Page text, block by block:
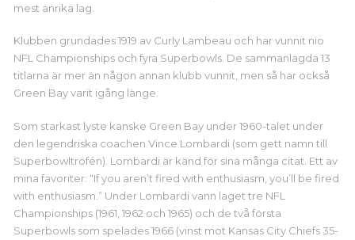
mest anrika lag.
Klubben grundades 1919 av Curly Lambeau och har vunnit nio
NFL Championships och fyra Superbowls. De sammanlagda 13
titlarna är mer än någon annan klubb vunnit, men så har också
Green Bay varit igång länge.
Som starkast lyste kanske Green Bay under 1960-talet under
den legendriska coachen Vince Lombardi (som gett namn till
Superbowltrofén). Lombardi är känd för sina många citat. Ett av
mina favoriter: “If you aren’t fired with enthusiasm, you’ll be fired
with enthusiasm.” Under Lombardi vann laget tre NFL
Championships (1961, 1962 och 1965) och de två första
Superbowls som spelades 1966 (vinst mot Kansas City Chiefs 35-